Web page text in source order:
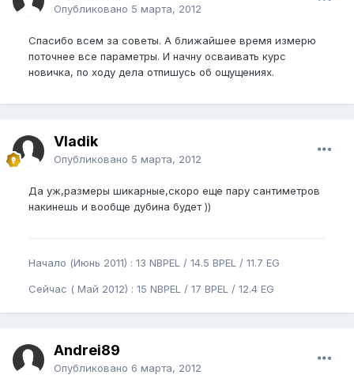
Опубликовано 5 марта, 2012
Спасибо всем за советы. А ближайшее время измерю
поточнее все параметры. И начну осваивать курс
новичка, по ходу дела отпишусь об ощущениях.
Vladik
Опубликовано 5 марта, 2012
Да уж,размеры шикарные,скоро еще пару сантиметров
накинешь и вообще дубина будет ))
Начало (Июнь 2011) : 13 NBPEL / 14.5 BPEL / 11.7 EG
Сейчас ( Май 2012) : 15 NBPEL / 17 BPEL / 12.4 EG
Andrei89
Опубликовано 6 марта, 2012